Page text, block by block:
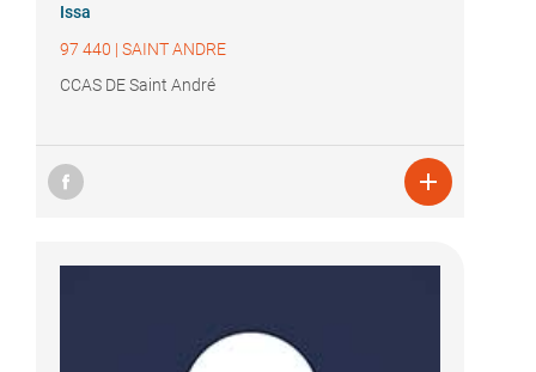
Issa
97 440 | SAINT ANDRE
CCAS DE Saint André
